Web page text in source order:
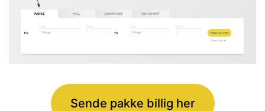
Sende pakke billig her